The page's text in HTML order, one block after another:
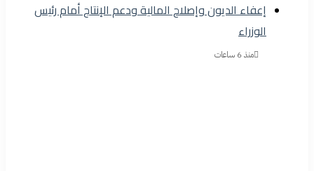
إعفاء الديون وإصلاح المالية ودعم الإنتاج أمام رئيس
الوزراء
منذ 6 ساعات